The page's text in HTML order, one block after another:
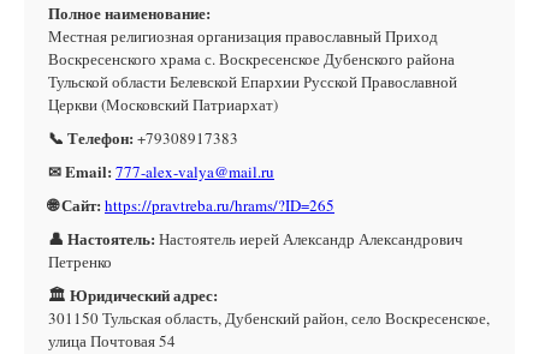
Полное наименование:
Местная религиозная организация православный Приход
Воскресенского храма с. Воскресенское Дубенского района
Тульской области Белевской Епархии Русской Православной
Церкви (Московский Патриархат)
📞 Телефон: +79308917383
✉ Email: 777-alex-valya@mail.ru
🌐 Сайт: https://pravtreba.ru/hrams/?ID=265
👤 Настоятель: Настоятель иерей Александр Александрович
Петренко
🏛 Юридический адрес:
301150 Тульская область, Дубенский район, село Воскресенское,
улица Почтовая 54